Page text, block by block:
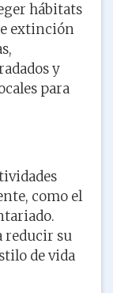
hábitats
extinción
y
para
como el
reducir su
de vida